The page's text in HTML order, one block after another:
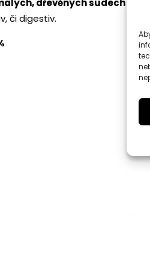
dřevěných sudech
či digestiv.